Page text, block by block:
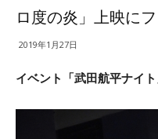
ロ度の炎」上映に
2019年1月27日
イベント「武田航平ナイ